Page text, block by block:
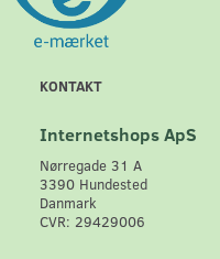
KONTAKT
Internetshops ApS
Nørregade 31 A
3390 Hundested
Danmark
CVR: 29429006